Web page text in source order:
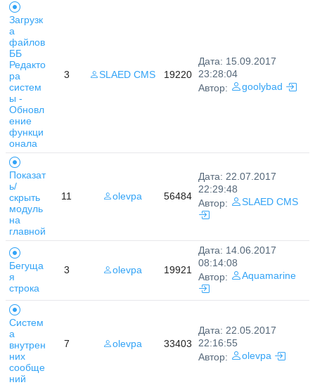
Загрузк
а
файлов
ББ
Редакто
ра
систем
ы -
Обновл
ение
функци
онала
3 SLAED CMS 19220
Дата: 15.09.2017
23:28:04
Автор:
goolybad
Показат
ь/
скрыть
модуль
на
главной
11 olevpa 56484
Дата: 22.07.2017
22:29:48
Автор:
SLAED CMS
Бегуща
я
строка
3 olevpa 19921
Дата: 14.06.2017
08:14:08
Автор:
Aquamarine
Систем
а
внутрен
них
сообще
ний
7 olevpa 33403
Дата: 22.05.2017
22:16:55
Автор:
olevpa